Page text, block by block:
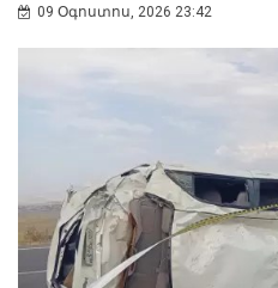
09 Օգոստոս, 2026 23:42